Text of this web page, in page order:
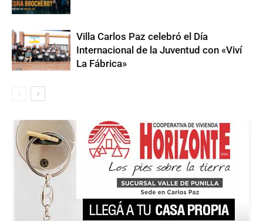
Villa Carlos Paz celebró el Día
Internacional de la Juventud con «Viví
La Fábrica»